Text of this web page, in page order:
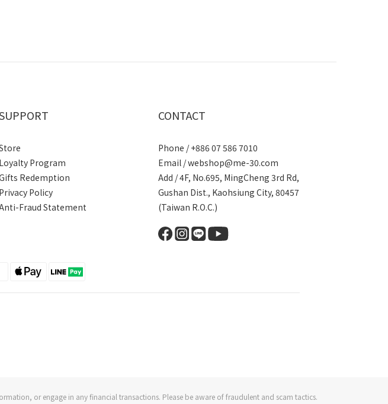
Loyalty Program
Redemption
Privacy Policy
Fraud Statement
CONTACT
Phone / +886 07 586 7010
Email /webshop@me-30.com
Add / 4F, No.695, MingCheng 3rd Rd,
Gushan Dist., Kaohsiung City, 80457
(Taiwan R.O.C.)
or engage in any financial transactions. Please be aware of fraudulent and scam tactics.